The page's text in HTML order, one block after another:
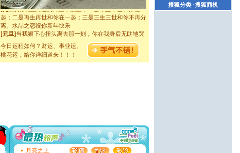
[元旦]如果上天让我许三个愿望，一是今生今世和你在一
起；二是再生再世和你在一起；三是三生三世和你不再分
离。水晶之恋祝你新年快乐
[元旦]当我狠下心扭头离去那一刻，你在我身后无助地哭
泣，这痛楚让我明白我多么爱你。我转身抱住你：这猪不
卖了。水晶之恋祝你新年快乐。
[春节]风柔雨润好月圆，半岛铁盒伴身边，每日尽显开心
颜！冬去春来似水如烟，劳碌人生需尽欢！听一曲轻歌，
[圣诞节]不只这样的日子才会想起你,而是这样的日子才
能正大光明地骚扰你,告诉你,圣诞要快乐!新年要快乐!天
天都要快乐噢!
今日运程如何？财运、事业运、
桃花运，给你详细道来！！！
月亮之上
搜狐分类·搜狐商机